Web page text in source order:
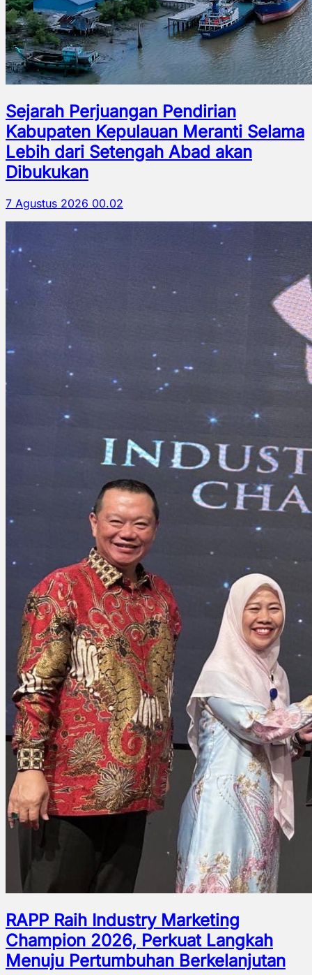
Sejarah Perjuangan Pendirian
Kabupaten Kepulauan Meranti Selama
Lebih dari Setengah Abad akan
Dibukukan
7 Agustus 2026 00.02
RAPP Raih Industry Marketing
Champion 2026, Perkuat Langkah
Menuju Pertumbuhan Berkelanjutan